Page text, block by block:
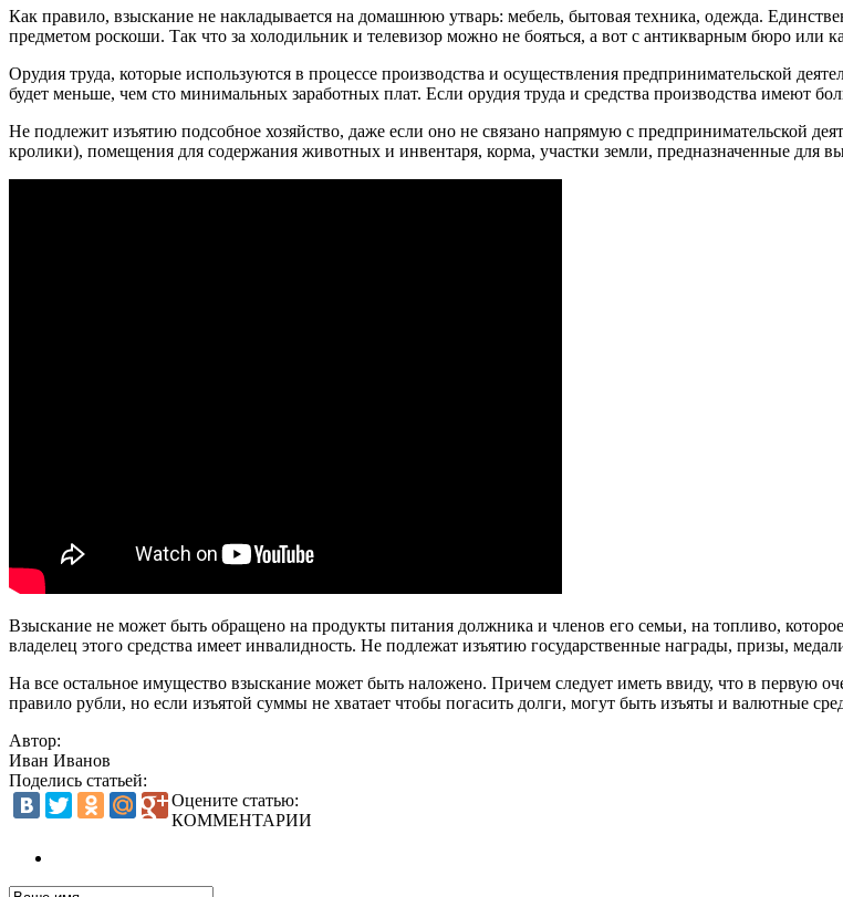
Как правило, взыскание не накладывается на домашнюю утварь: мебель, бытовая техника, одежда.
предметом роскоши. Так что за холодильник и телевизор можно не бояться, а вот с антикварным бюро или
Орудия труда, которые используются в процессе производства и осуществления предпринимательской
будет меньше, чем сто минимальных заработных плат. Если орудия труда и средства производства имеют
Не подлежит изъятию подсобное хозяйство, даже если оно не связано напрямую с предпринимательской
кролики), помещения для содержания животных и инвентаря, корма, участки земли, предназначенные для
Взыскание не может быть обращено на продукты питания должника и членов его семьи, на топливо,
владелец этого средства имеет инвалидность. Не подлежат изъятию государственные награды, призы,
На все остальное имущество взыскание может быть наложено. Причем следует иметь ввиду, что в первую
правило рубли, но если изъятой суммы не хватает чтобы погасить долги, могут быть изъяты и валютные
Автор:
Иван Иванов
Поделись статьей:
Оцените статью:
КОММЕНТАРИИ